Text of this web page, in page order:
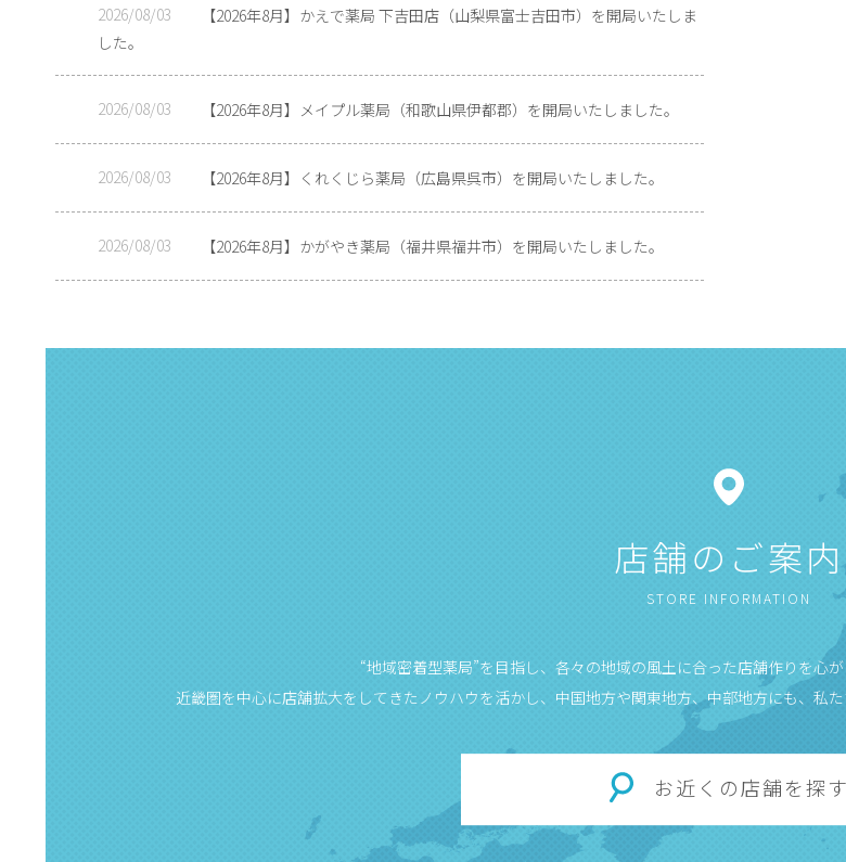
2026/08/03
【2026年8月】かえで薬局 下吉田店（山梨県富士吉田市）を開局いたしま
した。
2026/08/03 【2026年8月】メイプル薬局（和歌山県伊都郡）を開局いたしました。
2026/08/03 【2026年8月】くれくじら薬局（広島県呉市）を開局いたしました。
2026/08/03 【2026年8月】かがやき薬局（福井県福井市）を開局いたしました。
店舗のご案内
STORE INFORMATION
“地域密着型薬局”を目指し、各々の地域の風土に合った店舗作りを心
近畿圏を中心に店舗拡大をしてきたノウハウを活かし、中国地方や関東地方、中部地方にも、私
お近くの店舗を探す